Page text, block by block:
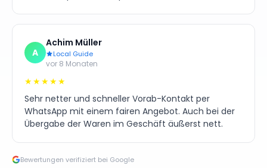
A
Achim Müller
Local Guide
vor 8 Monaten
★★★★★
Sehr netter und schneller Vorab-Kontakt per
WhatsApp mit einem fairen Angebot. Auch bei der
Übergabe der Waren im Geschäft äußerst nett.
Bewertungen verifiziert bei Google